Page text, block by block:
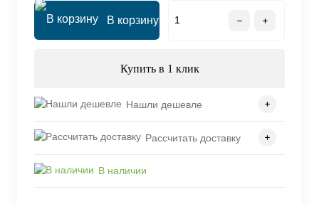
В корзину
Купить в 1 клик
Нашли дешевле
Рассчитать доставку
В наличии